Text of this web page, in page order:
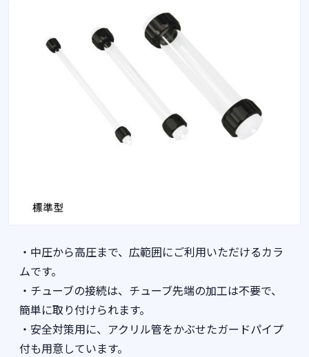
・中圧から高圧まで、広範囲にご利用いただけるカラ
ムです。
・チューブの接続は、チューブ先端の加工は不要で、
簡単に取り付けられます。
・安全対策用に、アクリル管をかぶせたガードパイプ
付も用意しています。